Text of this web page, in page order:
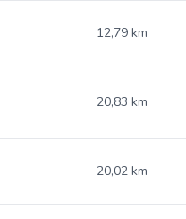
12,79 km
20,83 km
20,02 km